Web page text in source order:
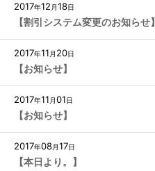
2017年12 月18日
【割引システム変更のお知らせ】
2017年11 月 20日
【お知らせ】
2017年11 月01日
【お知らせ】
2017年08月17日
【本日より。】